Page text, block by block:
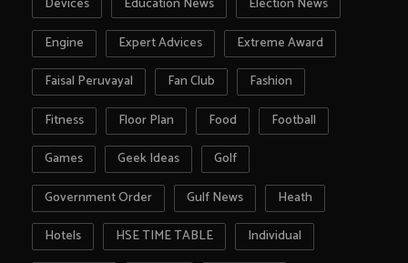
Devices
Education News
Election News
Engine
Expert Advices
Extreme Award
Faisal Peruvayal
Fan Club
Fashion
Fitness
Floor Plan Food
Football
Games
Geek Ideas
Golf
Government Order
Gulf News
Heath
Hotels
HSE TIME TABLE
Individual